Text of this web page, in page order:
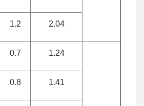
1.2 2.04
0.7 1.24
0.8 1.41